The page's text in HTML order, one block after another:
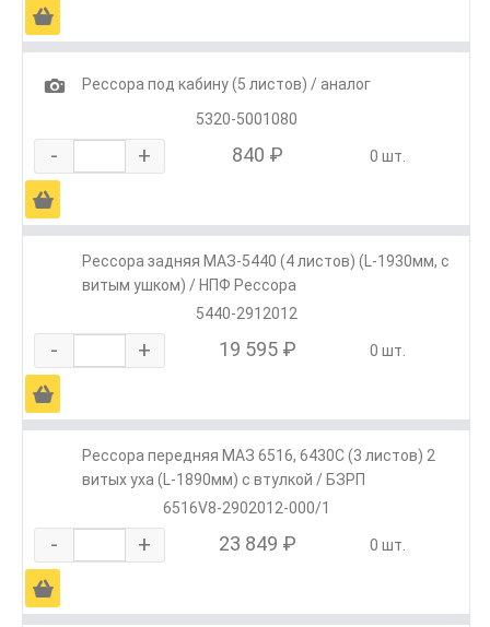
Ä
1
Рессора под кабину (5 листов) / аналог
5320-5001080
- + 840 ₽ 0 шт.
Ä
Рессора задняя МАЗ-5440 (4 листов) (L-1930мм, с
витым ушком) / НПФ Рессора
5440-2912012
- + 19 595 ₽ 0 шт.
Ä
Рессора передняя МАЗ 6516, 6430С (3 листов) 2
витых уха (L-1890мм) с втулкой / БЗРП
6516V8-2902012-000/1
- + 23 849 ₽ 0 шт.
Ä